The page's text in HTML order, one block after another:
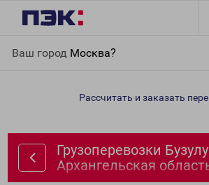
Ваш город Москва?
Архангельская область
Рассчитать и заказать
Грузоперевозки
Архангельская